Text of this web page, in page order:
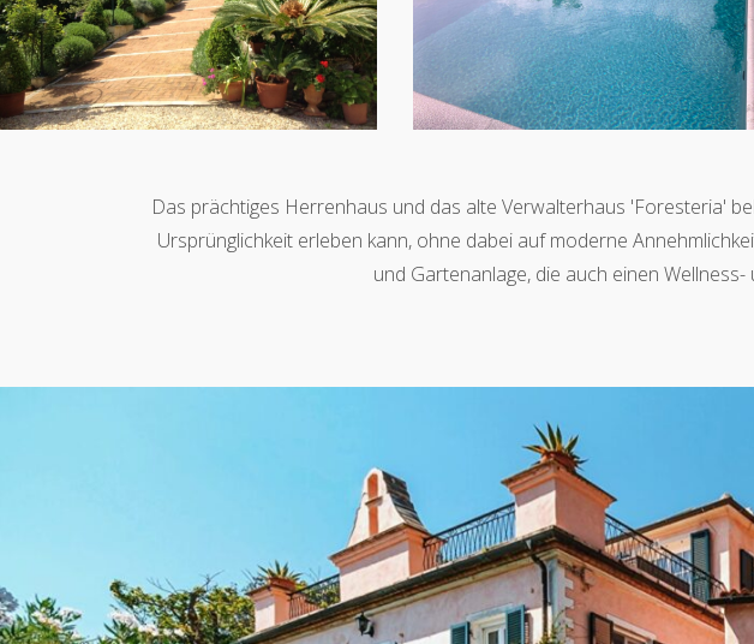
Das prächtiges Herrenhaus und das alte Verwalterhaus 'Foresteria'
Ursprünglichkeit erleben kann, ohne dabei auf moderne
und Gartenanlage, die auch einen